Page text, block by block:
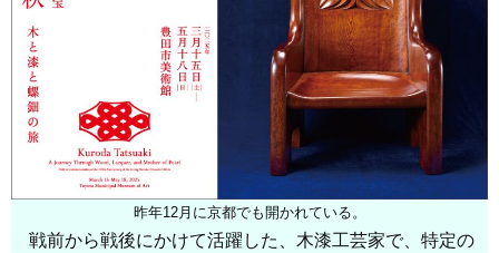
昨年12月に京都でも開かれている。
戦前から戦後にかけて活躍した、木漆工芸家で、特定の